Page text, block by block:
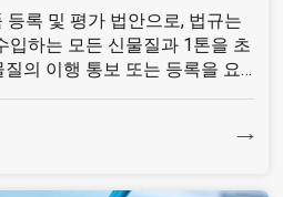
등록 및 평가 법안으로, 법규는
입하는 모든 신물질과 1톤을 초
의 이행 통보 또는 등록을 요